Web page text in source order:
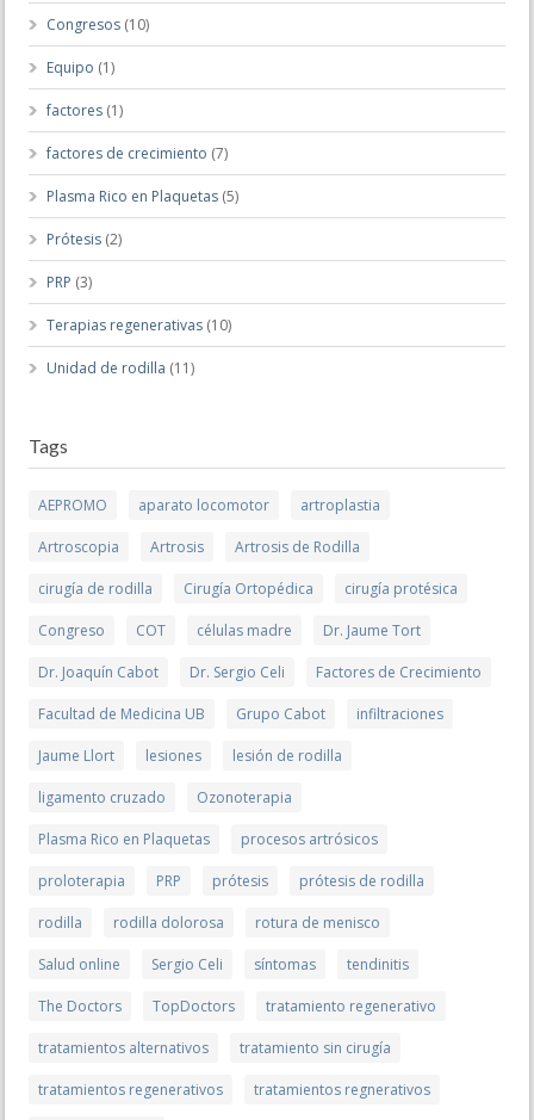
Congresos (10)
Equipo (1)
factores (1)
factores de crecimiento (7)
Plasma Rico en Plaquetas (5)
Prótesis (2)
PRP (3)
Terapias regenerativas (10)
Unidad de rodilla (11)
Tags
AEPROMO aparato locomotor artroplastia
Artroscopia Artrosis Artrosis de Rodilla
cirugía de rodilla Cirugía Ortopédica cirugía protésica
Congreso COT células madre Dr. Jaume Tort
Dr. Joaquín Cabot Dr. Sergio Celi Factores de Crecimiento
Facultad de Medicina UB Grupo Cabot infiltraciones
Jaume Llort lesiones lesión de rodilla
ligamento cruzado Ozonoterapia
Plasma Rico en Plaquetas procesos artrósicos
proloterapia PRP prótesis prótesis de rodilla
rodilla rodilla dolorosa rotura de menisco
Salud online Sergio Celi síntomas tendinitis
The Doctors TopDoctors tratamiento regenerativo
tratamientos alternativos tratamiento sin cirugía
tratamientos regenerativos tratamientos regnerativos